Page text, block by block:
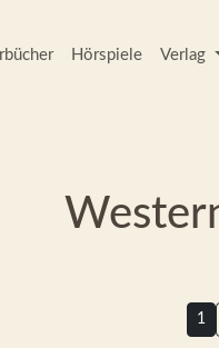
Hörspiele Verlag
1